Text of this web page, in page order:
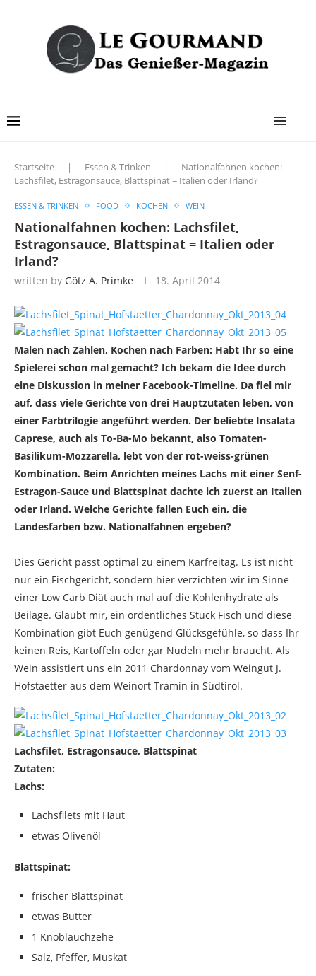
Startseite | Essen & Trinken |
Nationalfahnen kochen:
Lachsfilet, Estragonsauce, Blattspinat = Italien oder Irland?
ESSEN & TRINKEN FOOD KOCHEN WEIN
Nationalfahnen kochen: Lachsfilet,
Estragonsauce, Blattspinat = Italien oder
Irland?
written by Götz A. Primke 18. April 2014
Malen nach Zahlen, Kochen nach Farben: Habt Ihr so eine
Spielerei schon mal gemacht? Ich bekam die Idee durch
eine Diskussion in meiner Facebook-Timeline. Da fiel mir
auf, dass viele Gerichte von drei Hauptzutaten leben, von
einer Farbtrilogie angeführt werden. Der beliebte Insalata
Caprese, auch als To-Ba-Mo bekannt, also Tomaten-
Basilikum-Mozzarella, lebt von der rot-weiss-grünen
Kombination. Beim Anrichten meines Lachs mit einer Senf-
Estragon-Sauce und Blattspinat dachte ich zuerst an Italien
oder Irland. Welche Gerichte fallen Euch ein, die
Landesfarben bzw. Nationalfahnen ergeben?
Dies Gericht passt optimal zu einem Karfreitag. Es ist nicht
nur ein Fischgericht, sondern hier verzichten wir im Sinne
einer Low Carb Diät auch mal auf die Kohlenhydrate als
Beilage. Glaubt mir, ein ordentliches Stück Fisch und diese
Kombination gibt Euch genügend Glücksgefühle, so dass Ihr
keinen Reis, Kartoffeln oder gar Nudeln mehr braucht. Als
Wein assistiert uns ein 2011 Chardonnay vom Weingut J.
Hofstaetter aus dem Weinort Tramin in Südtirol.
Lachsfilet, Estragonsauce, Blattspinat
Zutaten:
Lachs:
Lachsfilets mit Haut
etwas Olivenöl
Blattspinat:
frischer Blattspinat
etwas Butter
1 Knoblauchzehe
Salz, Pfeffer, Muskat